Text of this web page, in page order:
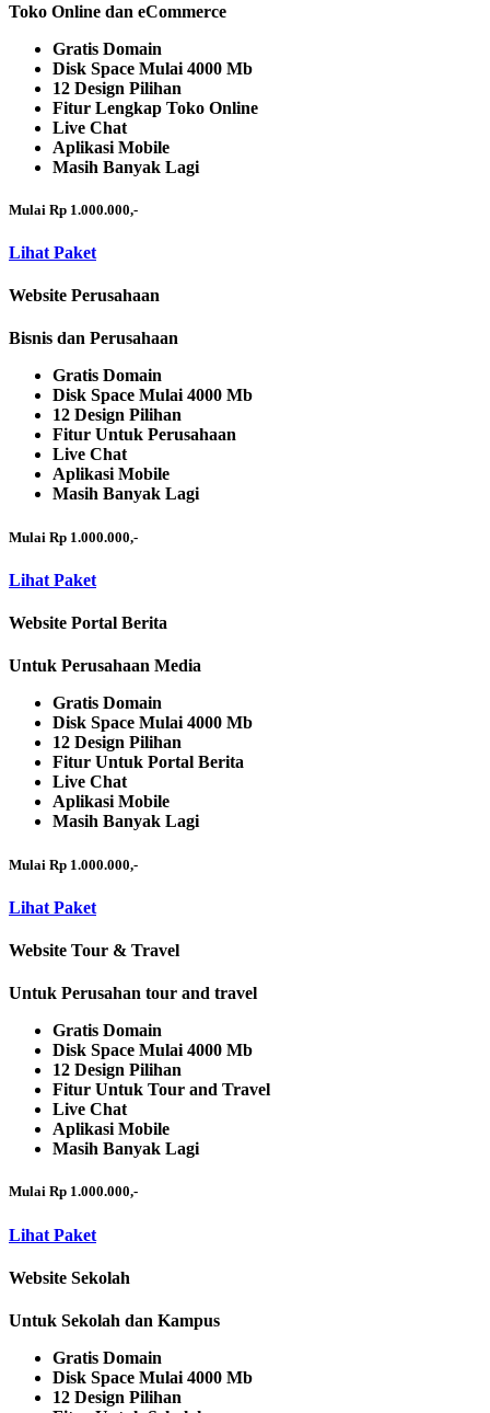
Toko Online dan eCommerce
Gratis Domain
Disk Space Mulai 4000 Mb
12 Design Pilihan
Fitur Lengkap Toko Online
Live Chat
Aplikasi Mobile
Masih Banyak Lagi
Mulai Rp 1.000.000,-
Lihat Paket
Website Perusahaan
Bisnis dan Perusahaan
Gratis Domain
Disk Space Mulai 4000 Mb
12 Design Pilihan
Fitur Untuk Perusahaan
Live Chat
Aplikasi Mobile
Masih Banyak Lagi
Mulai Rp 1.000.000,-
Lihat Paket
Website Portal Berita
Untuk Perusahaan Media
Gratis Domain
Disk Space Mulai 4000 Mb
12 Design Pilihan
Fitur Untuk Portal Berita
Live Chat
Aplikasi Mobile
Masih Banyak Lagi
Mulai Rp 1.000.000,-
Lihat Paket
Website Tour & Travel
Untuk Perusahan tour and travel
Gratis Domain
Disk Space Mulai 4000 Mb
12 Design Pilihan
Fitur Untuk Tour and Travel
Live Chat
Aplikasi Mobile
Masih Banyak Lagi
Mulai Rp 1.000.000,-
Lihat Paket
Website Sekolah
Untuk Sekolah dan Kampus
Gratis Domain
Disk Space Mulai 4000 Mb
12 Design Pilihan